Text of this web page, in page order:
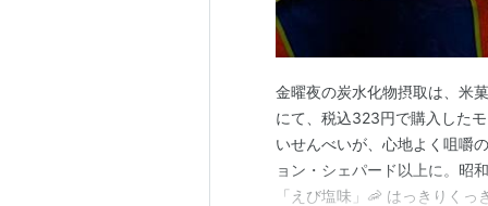
金曜夜の炭水化物摂取は、米
にて、税込323円で購入した
いせんべいが、心地よく咀嚼
ョン・シェパード以上に。昭
「えび塩味」🦐 はっきりく